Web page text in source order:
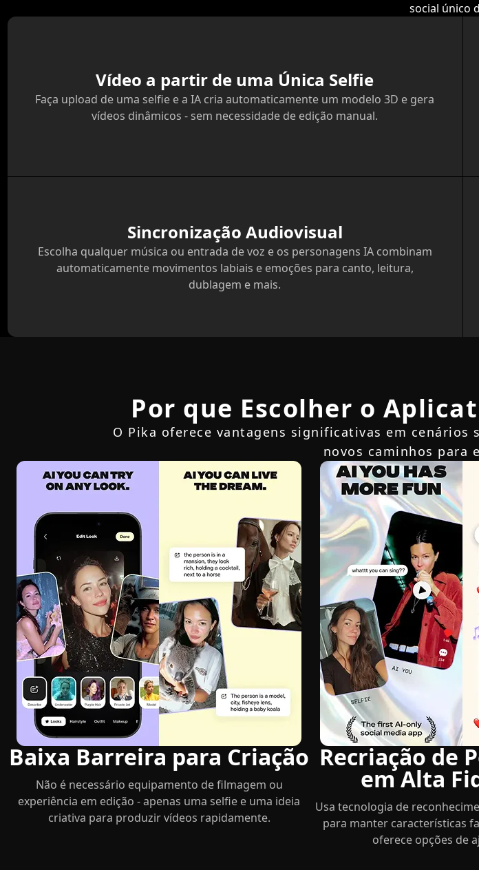
social único
Vídeo a partir de uma Única Selfie
Faça upload de uma selfie e a IA cria automaticamente um modelo 3D e gera
vídeos dinâmicos - sem necessidade de edição manual.
Sincronização Audiovisual
Escolha qualquer música ou entrada de voz e os personagens IA combinam
automaticamente movimentos labiais e emoções para canto, leitura,
dublagem e mais.
Por que Escolher o
O Pika oferece vantagens significativas em
novos caminhos para
Baixa Barreira para Criação
Não é necessário equipamento de filmagem ou
experiência em edição - apenas uma selfie e uma ideia
criativa para produzir vídeos rapidamente.
Recriação de
em Alta
Usa tecnologia de
para manter características
oferece opções de